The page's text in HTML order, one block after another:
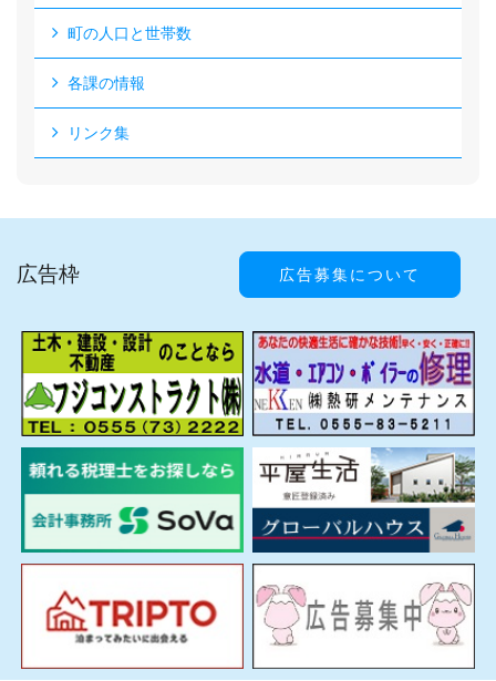
町の人口と世帯数
各課の情報
リンク集
広告枠 広告募集について